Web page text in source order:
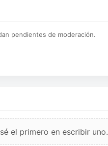
pendientes de moderación.
el primero en escribir uno.